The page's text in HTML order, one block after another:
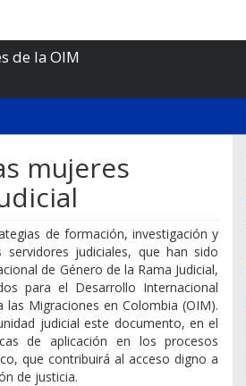
de la OIM
mujeres
de formación, investigación y
judiciales, que han sido
de Género de la Rama Judicial,
para el Desarrollo Internacional
Migraciones en Colombia (OIM).
judicial este documento, en el
de aplicación en los procesos
que contribuirá al acceso digno a
de justicia.